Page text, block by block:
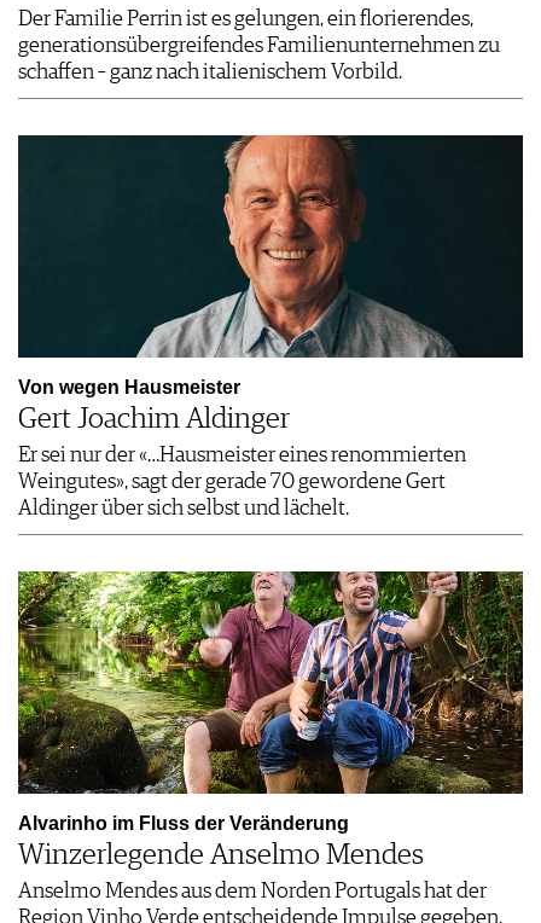
Der Familie Perrin ist es gelungen, ein florierendes,
generationsübergreifendes Familienunternehmen zu
schaffen – ganz nach italienischem Vorbild.
Von wegen Hausmeister
Gert Joachim Aldinger
Er sei nur der «…Hausmeister eines renommierten
Weingutes», sagt der gerade 70 gewordene Gert
Aldinger über sich selbst und lächelt.
Alvarinho im Fluss der Veränderung
Winzerlegende Anselmo Mendes
Anselmo Mendes aus dem Norden Portugals hat der
Region Vinho Verde entscheidende Impulse gegeben.